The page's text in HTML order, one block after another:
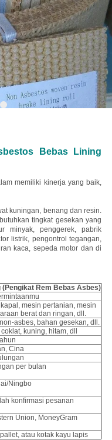
Bebas Lining
memiliki kinerja yang baik,
kuningan, benang dan resin.
tingkat gesekan yang
minyak, penggerek, pabrik
listrik, pengontrol tegangan,
kaca, sepeda motor dan di
Rem Bebas Asbes)
mesin pertanian, mesin
berat dan ringan, dll.
asbes, bahan gesekan, dll.
kuning, hitam, dll
Cina
per bulan
Ningbo
konfirmasi pesanan
Union, MoneyGram
atau kotak kayu lapis